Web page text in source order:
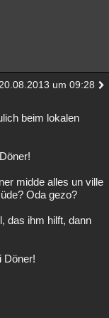
um 09:28
beim lokalen
midde alles un ville
Oda gezo?
das ihm hilft, dann
Döner!